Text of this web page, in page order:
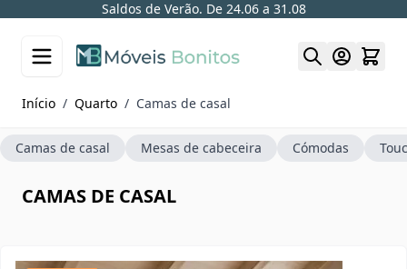
Saldos de Verão. De 24.06 a 31.08
Início / Quarto / Camas de casal
Camas de casal Mesas de cabeceira Cómodas
CAMAS DE CASAL